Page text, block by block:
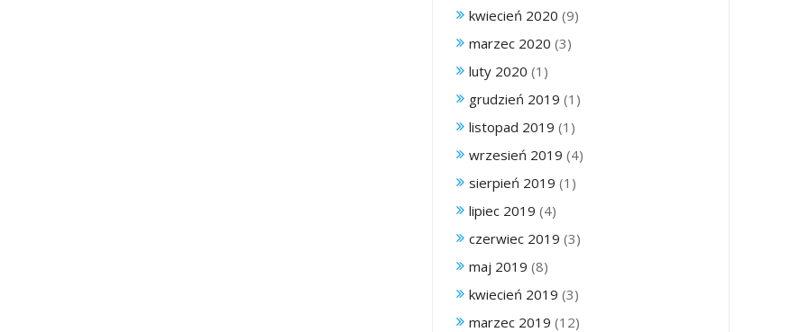
kwiecień 2020 (9)
marzec 2020 (3)
luty 2020 (1)
grudzień 2019 (1)
listopad 2019 (1)
wrzesień 2019 (4)
sierpień 2019 (1)
lipiec 2019 (4)
czerwiec 2019 (3)
maj 2019 (8)
kwiecień 2019 (3)
marzec 2019 (12)